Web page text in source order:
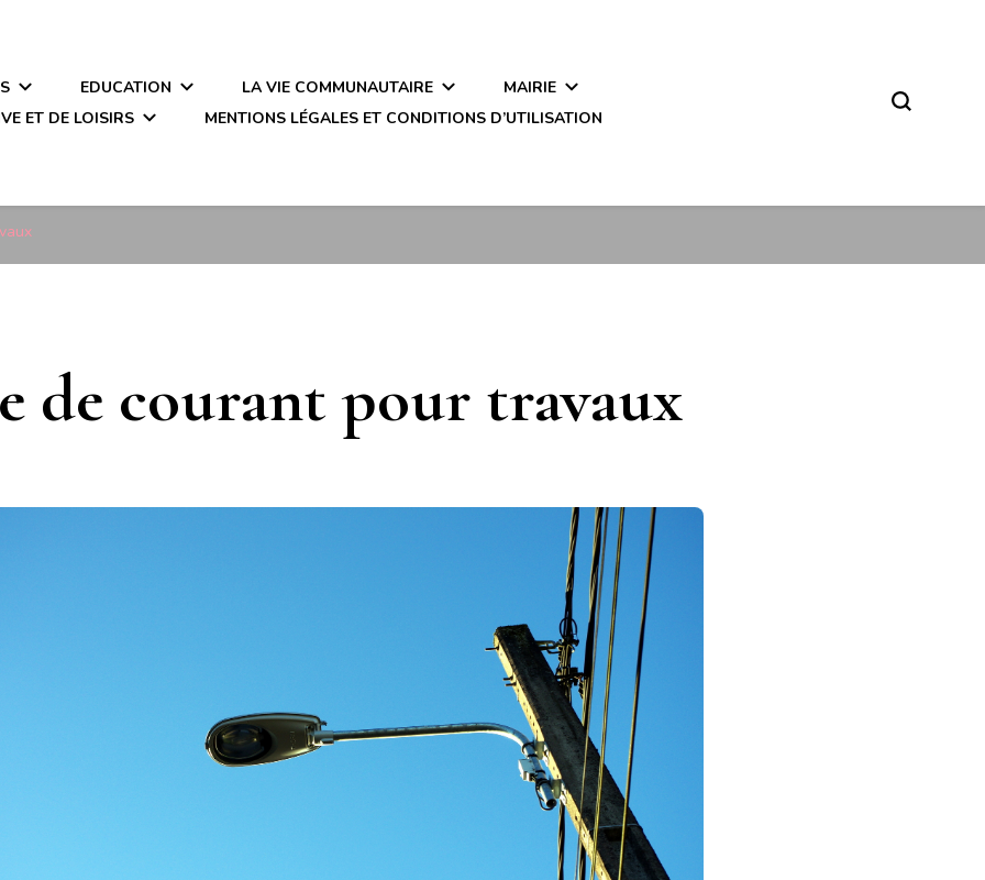
EDUCATION LA VIE COMMUNAUTAIRE
MAIRIE
ET DE LOISIRS
MENTIONS LÉGALES ET CONDITIONS D’UTILISATION
de courant pour travaux